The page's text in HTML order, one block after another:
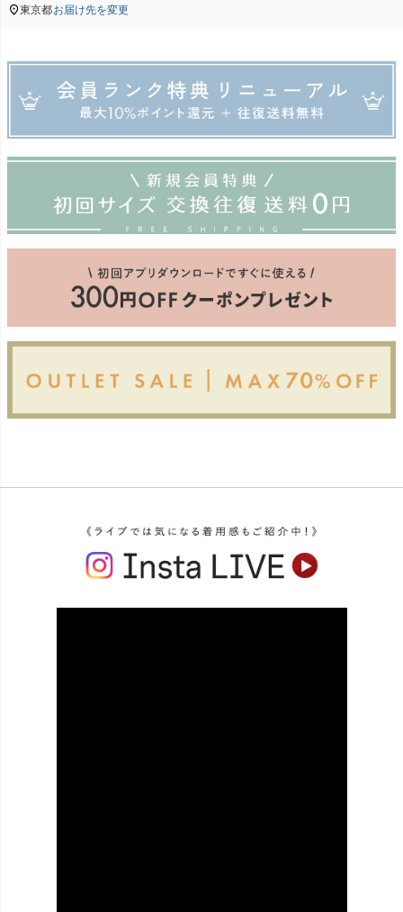
東京都お届け先を変更